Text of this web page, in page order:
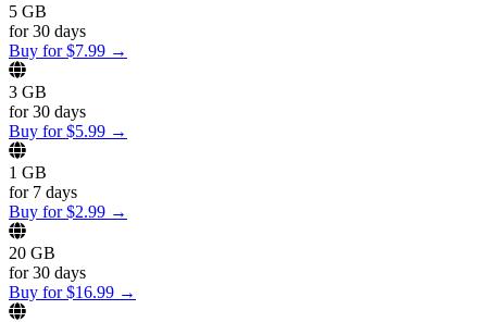
5 GB
for30 days
Buy for$7.99 →
3 GB
for30 days
Buy for$5.99 →
1 GB
for 7 days
Buy for$2.99 →
20 GB
for30 days
Buy for$16.99 →